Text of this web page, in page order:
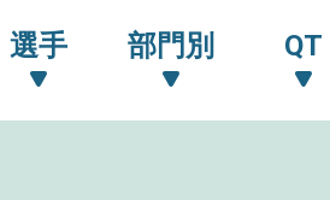
選手 部門別 QT